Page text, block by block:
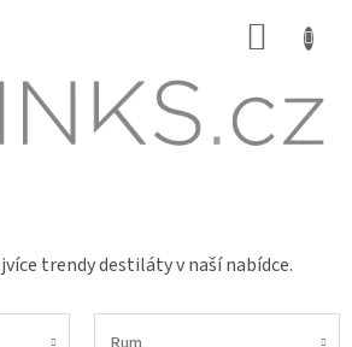
trendy destiláty v naší nabídce.